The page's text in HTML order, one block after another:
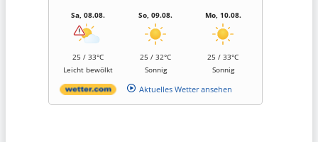
Sa, 08.08.
25 / 33°C
Leicht bewölkt
So, 09.08.
25 / 32°C
Sonnig
Mo, 10.08.
25 / 33°C
Sonnig
Aktuelles Wetter ansehen